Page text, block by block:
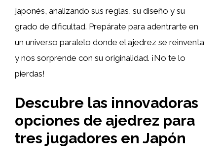
japonés, analizando sus reglas, su diseño y su
grado de dificultad. Prepárate para adentrarte en
un universo paralelo donde el ajedrez se reinventa
y nos sorprende con su originalidad. ¡No te lo
pierdas!
Descubre las innovadoras
opciones de ajedrez para
tres jugadores en Japón